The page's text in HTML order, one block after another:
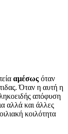
αμέσως όταν
Όταν η αυτή η
απόφυση
αλλά και άλλες
κοιλότητα